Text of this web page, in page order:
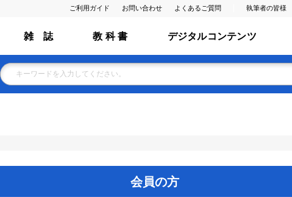
ご利用ガイド お問い合わせ よくあるご質問 執筆者の皆様
雑 誌 教 科 書 デジタルコンテンツ
会員の方